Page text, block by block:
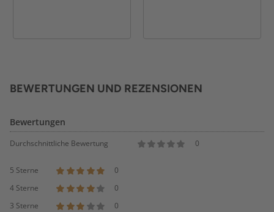
BEWERTUNGEN UND REZENSIONEN
Bewertungen
Durchschnittliche Bewertung 0
5 Sterne
0
4 Sterne
0
3 Sterne
0